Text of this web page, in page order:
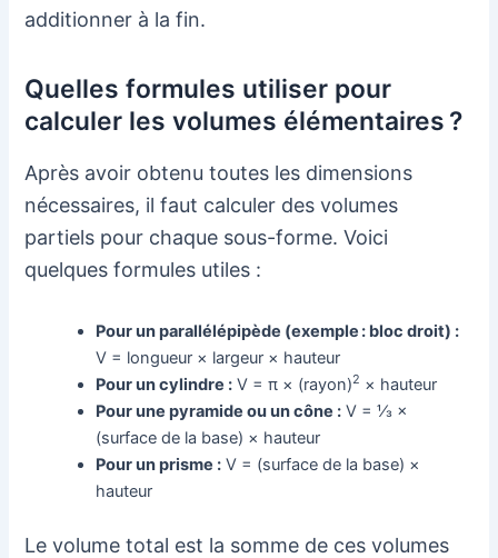
additionner à la fin.
Quelles formules utiliser pour
calculer les volumes élémentaires ?
Après avoir obtenu toutes les dimensions
nécessaires, il faut calculer des volumes
partiels pour chaque sous-forme. Voici
quelques formules utiles :
Pour un parallélépipède (exemple : bloc droit) :
V = longueur × largeur × hauteur
Pour un cylindre : V = π × (rayon)2 × hauteur
Pour une pyramide ou un cône : V = ⅓ ×
(surface de la base) × hauteur
Pour un prisme : V = (surface de la base) ×
hauteur
Le volume total est la somme de ces volumes